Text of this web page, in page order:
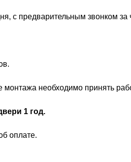
с предварительным звонком
необходимо принять
1 год.
оплате.